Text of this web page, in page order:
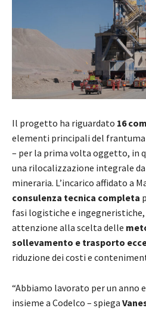
Il progetto ha riguardato 16
elementi principali del
– per la prima volta oggetto, in
una rilocalizzazione integrale
mineraria. L’incarico affidato a
consulenza tecnica completa
fasi logistiche e
attenzione alla scelta delle
sollevamento e trasporto
riduzione dei costi e
“Abbiamo lavorato per un anno
insieme a Codelco – spiega